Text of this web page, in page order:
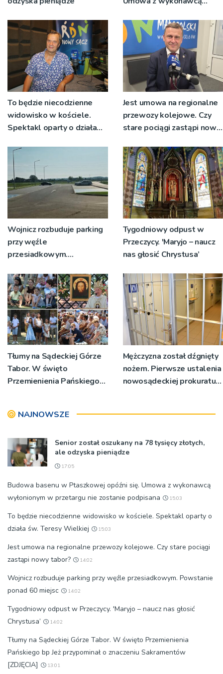
nie zostanie podpisana
To będzie niecodzienne
widowisko w kościele.
Spektakl oparty o działa
Jest umowa na regionalne
przewozy kolejowe. Czy
stare pociągi zastąpi nowy
Wojnicz rozbuduje parking
przy węźle
przesiadkowym.
miejsc
Tygodniowy odpust w
Przeczycy. 'Maryjo – naucz
nas głosić Chrystusa’
Tłumy na Sądeckiej Górze
Tabor. W święto
Przemienienia Pańskiego
[ZDJĘCIA]
Mężczyzna został dźgnięty
nożem. Pierwsze ustalenia
nowosądeckiej prokuratury
NAJNOWSZE
Senior został oszukany na 78 tysięcy złotych,
ale odzyska pieniądze
17:05
Budowa basenu w Ptaszkowej opóźni się. Umowa z wykonawcą
wyłonionym w przetargu nie zostanie podpisana
15:03
To będzie niecodzienne widowisko w kościele. Spektakl oparty o
działa św. Teresy Wielkiej
15:03
Jest umowa na regionalne przewozy kolejowe. Czy stare pociągi
zastąpi nowy tabor?
14:02
Wojnicz rozbuduje parking przy węźle przesiadkowym. Powstanie
ponad 60 miejsc
14:02
Tygodniowy odpust w Przeczycy. 'Maryjo – naucz nas głosić
Chrystusa’
14:02
Tłumy na Sądeckiej Górze Tabor. W święto Przemienienia
Pańskiego bp Jeż przypominał o znaczeniu Sakramentów
[ZDJĘCIA]
13:01